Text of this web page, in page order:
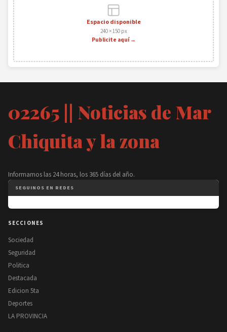
Espacio disponible
240 × 150 px
Publicite aquí →
02265 || Noticias de Mar
Chiquita y la zona
Informamos las 24 horas, los 365 días del año.
SEGUINOS EN REDES
SECCIONES
Sociedad
Seguridad
Politica
Destacada
Edicion 5ta
Deportes
LA PROVINCIA